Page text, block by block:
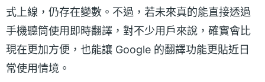
式上線，仍存在變數。不過，若未來真的能直接透過
手機聽筒使用即時翻譯，對不少用戶來說，確實會比
現在更加方便，也能讓 Google 的翻譯功能更貼近日
常使用情境。